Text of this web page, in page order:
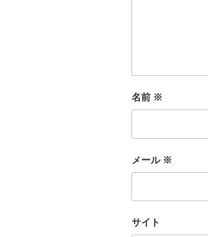
名前 ※
メール ※
サイト